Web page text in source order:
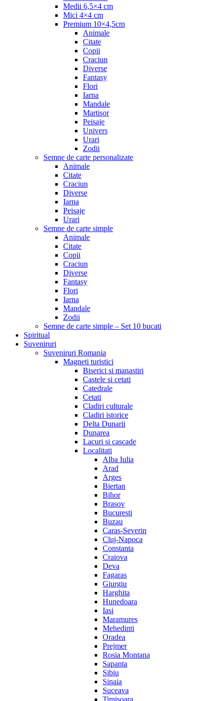
Medii 6,5×4 cm
Mici 4×4 cm
Premium 10×4,5cm
Animale
Citate
Copii
Craciun
Diverse
Fantasy
Flori
Iarna
Mandale
Martisor
Peisaje
Univers
Urari
Zodii
Semne de carte personalizate
Animale
Citate
Craciun
Diverse
Iarna
Peisaje
Urari
Semne de carte simple
Animale
Citate
Copii
Craciun
Diverse
Fantasy
Flori
Iarna
Mandale
Zodii
Semne de carte simple – Set 10 bucati
Spiritual
Suveniruri
Suveniruri Romania
Magneti turistici
Biserici si manastiri
Castele si cetati
Catedrale
Cetati
Cladiri culturale
Cladiri istorice
Delta Dunarii
Dunarea
Lacuri si cascade
Localitati
Alba Iulia
Arad
Arges
Biertan
Bihor
Brasov
Bucuresti
Buzau
Caras-Severin
Cluj-Napoca
Constanta
Craiova
Deva
Fagaras
Giurgiu
Harghita
Hunedoara
Iasi
Maramures
Mehedinti
Oradea
Prejmer
Rosia Montana
Sapanta
Sibiu
Sinaia
Suceava
Timisoara